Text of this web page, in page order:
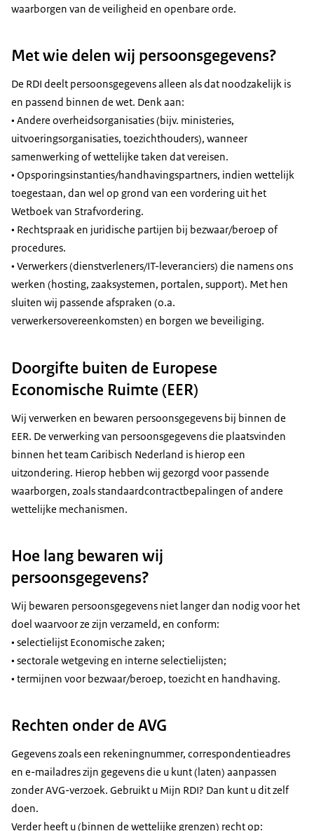
waarborgen van de veiligheid en openbare orde.
Met wie delen wij persoonsgegevens?
De RDI deelt persoonsgegevens alleen als dat noodzakelijk is
en passend binnen de wet. Denk aan:
• Andere overheidsorganisaties (bijv. ministeries,
uitvoeringsorganisaties, toezichthouders), wanneer
samenwerking of wettelijke taken dat vereisen.
• Opsporingsinstanties/handhavingspartners, indien wettelijk
toegestaan, dan wel op grond van een vordering uit het
Wetboek van Strafvordering.
• Rechtspraak en juridische partijen bij bezwaar/beroep of
procedures.
• Verwerkers (dienstverleners/IT-leveranciers) die namens ons
werken (hosting, zaaksystemen, portalen, support). Met hen
sluiten wij passende afspraken (o.a.
verwerkersovereenkomsten) en borgen we beveiliging.
Doorgifte buiten de Europese
Economische Ruimte (EER)
Wij verwerken en bewaren persoonsgegevens bij binnen de
EER. De verwerking van persoonsgegevens die plaatsvinden
binnen het team Caribisch Nederland is hierop een
uitzondering. Hierop hebben wij gezorgd voor passende
waarborgen, zoals standaardcontractbepalingen of andere
wettelijke mechanismen.
Hoe lang bewaren wij
persoonsgegevens?
Wij bewaren persoonsgegevens niet langer dan nodig voor het
doel waarvoor ze zijn verzameld, en conform:
• selectielijst Economische zaken;
• sectorale wetgeving en interne selectielijsten;
• termijnen voor bezwaar/beroep, toezicht en handhaving.
Rechten onder de AVG
Gegevens zoals een rekeningnummer, correspondentieadres
en e-mailadres zijn gegevens die u kunt (laten) aanpassen
zonder AVG-verzoek. Gebruikt u Mijn RDI? Dan kunt u dit zelf
doen.
Verder heeft u (binnen de wettelijke grenzen) recht op: